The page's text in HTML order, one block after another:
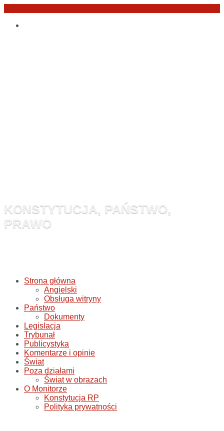
Przejdź
KONSTYTUCJA, PAŃSTWO,
PRAWO
Strona główna
Angielski
Obsługa witryny
Państwo
Dokumenty
Legislacja
Trybunał
Publicystyka
Komentarze i opinie
Świat
Poza działami
Świat w obrazach
O Monitorze
Konstytucja RP
Polityka prywatności